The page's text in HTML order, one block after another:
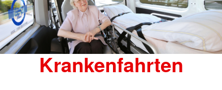
Krankenfahrten